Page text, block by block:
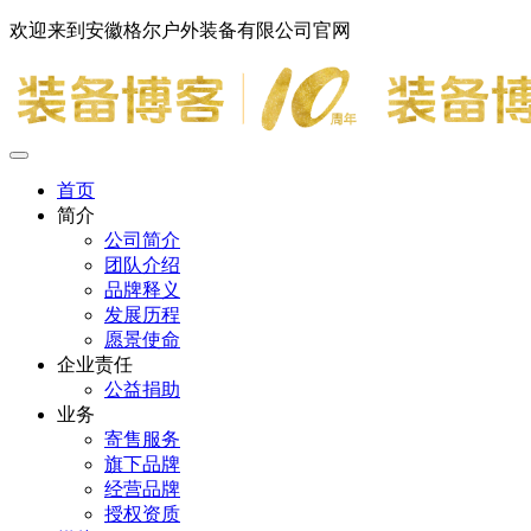
欢迎来到安徽格尔户外装备有限公司官网
首页
简介
公司简介
团队介绍
品牌释义
发展历程
愿景使命
企业责任
公益捐助
业务
寄售服务
旗下品牌
经营品牌
授权资质